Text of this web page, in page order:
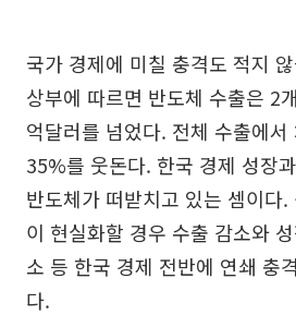
국가 경제에 미칠 충격도 적지
상부에 따르면 반도체 수출은 2
억달러를 넘었다. 전체 수출에
35%를 웃돈다. 한국 경제 성장
반도체가 떠받치고 있는 셈이다
이 현실화할 경우 수출 감소와
소 등 한국 경제 전반에 연쇄 충
다.